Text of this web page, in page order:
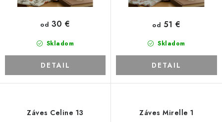
Skladom
od 30 €
DETAIL
Skladom
od 51 €
DETAIL
Záves Celine 13 Záves Mirelle 1